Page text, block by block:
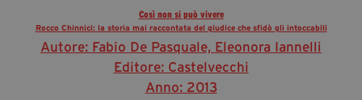
Così non si può vivere
Rocco Chinnici: la storia mai raccontata del giudice che sfidò gli intoccabili
Autore: Fabio De Pasquale, Eleonora Iannelli
Editore: Castelvecchi
Anno: 2013